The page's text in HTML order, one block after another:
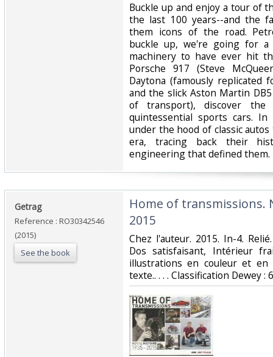
‎Buckle up and enjoy a tour of
the last 100 years--and the
them icons of the road.
buckle up, we're going for
machinery to have ever hit
Porsche 917 (Steve
Daytona (famously replicated
and the slick Aston Martin
of transport), discover the
quintessential sports cars.
under the hood of classic
era, tracing back their
engineering that defined them.‎
‎Getrag‎
Reference : RO30342546
(2015)
See the book
‎Home of transmissions.
2015‎
‎Chez l'auteur. 2015. In-4.
Dos satisfaisant, Intérieur
illustrations en couleur et
texte.. . . . Classification Dewey :